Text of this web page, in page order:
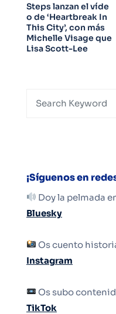
Steps lanzan el víde
o de ‘Heartbreak In
This City’, con más
Michelle Visage que
Lisa Scott-Lee
¡Síguenos en
Doy la pelmada
Bluesky
Os cuento
Instagram
Os subo
TikTok